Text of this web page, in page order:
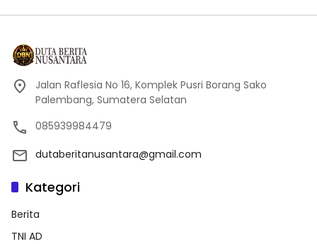
Jalan Raflesia No 16, Komplek Pusri Borang Sako
Palembang, Sumatera Selatan
085939984479
dutaberitanusantara@gmail.com
Kategori
Berita
TNI AD